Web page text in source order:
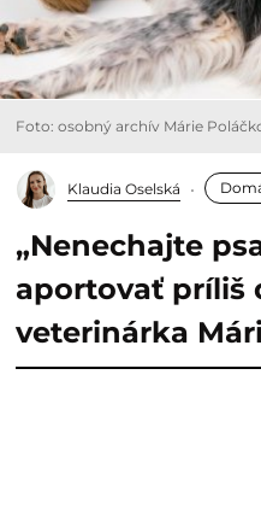
Foto: osobný archív Márie
Klaudia Oselská
„Nenechajte
aportovať príliš
veterinárka